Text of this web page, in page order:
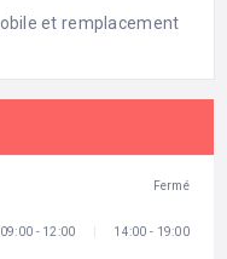
et remplacement
Fermé
09:00 - 12:00 14:00 - 19:00